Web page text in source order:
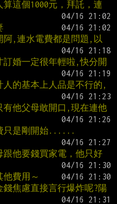
這個1000元，拜託，連
阿,連水電費都是問題,以
婚一定很年輕啦,快分開
的基本上人品是不行的,
他父母敢開口,現在連他
只是剛開始......
他要錢買家電，他只好
費用～
焦慮直接言行爆炸呢?陽